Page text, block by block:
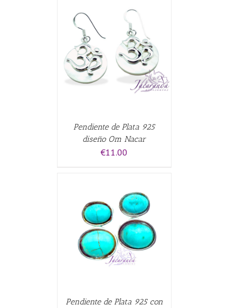
Pendiente de Plata 925
diseño Om Nacar
€11.00
Pendiente de Plata 925 con